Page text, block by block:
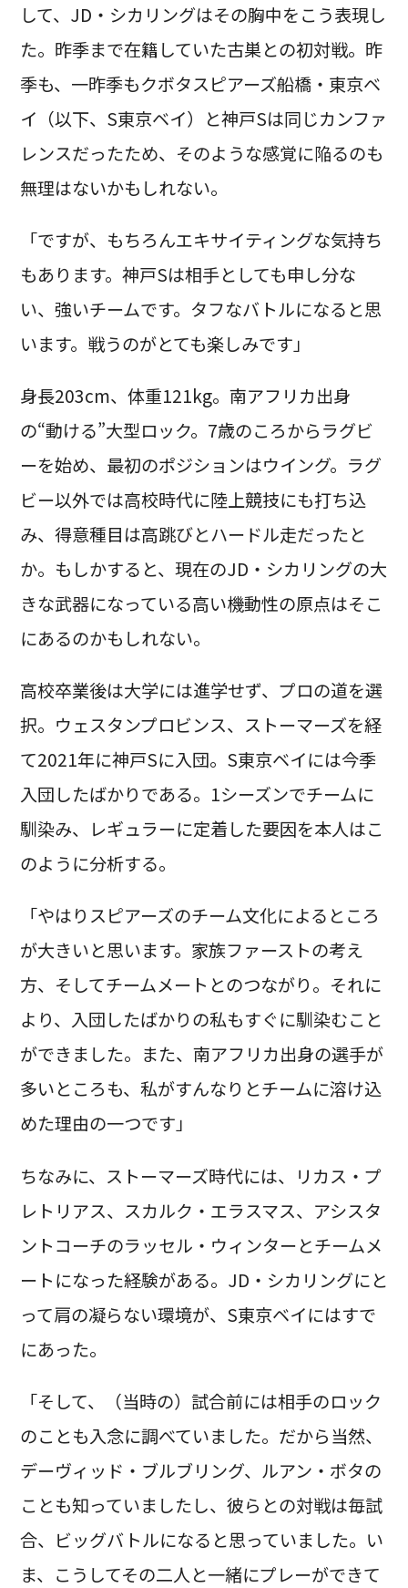
して、JD・シカリングはその胸中をこう表現し
た。昨季まで在籍していた古巣との初対戦。昨
季も、一昨季もクボタスピアーズ船橋・東京ベ
イ（以下、S東京ベイ）と神戸Sは同じカンファ
レンスだったため、そのような感覚に陥るのも
無理はないかもしれない。
「ですが、もちろんエキサイティングな気持ち
もあります。神戸Sは相手としても申し分な
い、強いチームです。タフなバトルになると思
います。戦うのがとても楽しみです」
身長203cm、体重121kg。南アフリカ出身
の“動ける”大型ロック。7歳のころからラグビ
ーを始め、最初のポジションはウイング。ラグ
ビー以外では高校時代に陸上競技にも打ち込
み、得意種目は高跳びとハードル走だったと
か。もしかすると、現在のJD・シカリングの大
きな武器になっている高い機動性の原点はそこ
にあるのかもしれない。
高校卒業後は大学には進学せず、プロの道を選
択。ウェスタンプロビンス、ストーマーズを経
て2021年に神戸Sに入団。S東京ベイには今季
入団したばかりである。1シーズンでチームに
馴染み、レギュラーに定着した要因を本人はこ
のように分析する。
「やはりスピアーズのチーム文化によるところ
が大きいと思います。家族ファーストの考え
方、そしてチームメートとのつながり。それに
より、入団したばかりの私もすぐに馴染むこと
ができました。また、南アフリカ出身の選手が
多いところも、私がすんなりとチームに溶け込
めた理由の一つです」
ちなみに、ストーマーズ時代には、リカス・プ
レトリアス、スカルク・エラスマス、アシスタ
ントコーチのラッセル・ウィンターとチームメ
ートになった経験がある。JD・シカリングにと
って肩の凝らない環境が、S東京ベイにはすで
にあった。
「そして、（当時の）試合前には相手のロック
のことも入念に調べていました。だから当然、
デーヴィッド・ブルブリング、ルアン・ボタの
ことも知っていましたし、彼らとの対戦は毎試
合、ビッグバトルになると思っていました。い
ま、こうしてその二人と一緒にプレーができて